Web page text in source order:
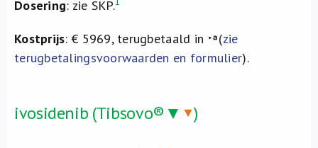
Dosering: zie SKP.
Kostprijs: € 5969, terugbetaald in (zie
terugbetalingsvoorwaarden en formulier).
ivosidenib (Tibsovo®▼ )